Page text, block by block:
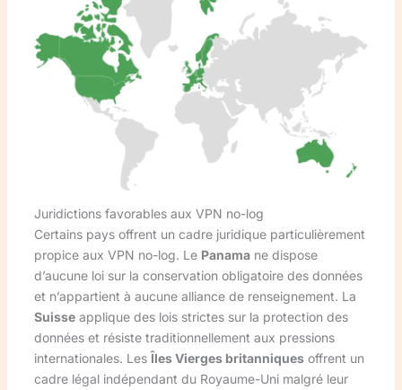
Juridictions favorables aux VPN no-log
Certains pays offrent un cadre juridique particulièrement
propice aux VPN no-log. Le Panamane dispose
d’aucune loi sur la conservation obligatoire des données
et n’appartient à aucune alliance de renseignement. La
Suisseapplique des lois strictes sur la protection des
données et résiste traditionnellement aux pressions
internationales. LesÎles Vierges britanniquesoffrent un
cadre légal indépendant du Royaume-Uni malgré leur